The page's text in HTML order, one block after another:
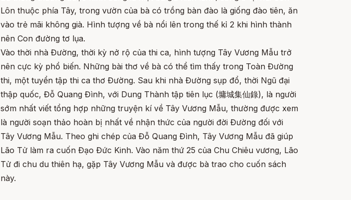
Lôn thuộc phía Tây, trong vườn của bà có trồng bàn đào là giống đào tiên, ăn
vào trẻ mãi không già. Hình tượng về bà nổi lên trong thế kỉ 2 khi hình thành
nên Con đường tơ lụa.
Vào thời nhà Đường, thời kỳ nở rộ của thi ca, hình tượng Tây Vương Mẫu trở
nên cực kỳ phổ biến. Những bài thơ về bà có thể tìm thấy trong Toàn Đường
thi, một tuyển tập thi ca thơ Đường. Sau khi nhà Đường sụp đổ, thời Ngũ đại
thập quốc, Đỗ Quang Đình, với Dung Thành tập tiên lục (墉城集仙錄), là người
sớm nhất viết tổng hợp những truyện kí về Tây Vương Mẫu, thường được xem
là người soạn thảo hoàn bị nhất về nhận thức của người đời Đường đối với
Tây Vương Mẫu. Theo ghi chép của Đỗ Quang Đình, Tây Vương Mẫu đã giúp
Lão Tử làm ra cuốn Đạo Đức Kinh. Vào năm thứ 25 của Chu Chiêu vương, Lão
Tử đi chu du thiên hạ, gặp Tây Vương Mẫu và được bà trao cho cuốn sách
này.